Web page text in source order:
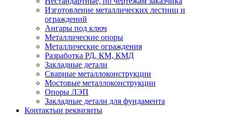
Изготовление металлических лестниц и
ограждений
Ангары под ключ
Металлические опоры
Металлические ограждения
Разработка РД, КМ, КМД
Закладные детали
Сварные металлоконструкции
Мостовые металлоконструкции
Опоры ЛЭП
Закладные детали для фундамента
Контактыи реквизиты